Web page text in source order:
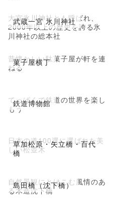
武蔵一宮 氷川神社
大宮氷川神社とも呼ばれ、
2000年以上の歴史を誇る氷
川神社の総本社
菓子屋横丁
昔懐かしい駄菓子屋が軒を連
ねる
鉄道博物館
てっぱくで鉄道の世界を楽し
もう
草加松原・矢立橋・百代
橋
日本の道100選に選ばれた美
しい松並木
島田橋（沈下橋）
自然景観にとけこむ風情のあ
る木造沈下橋